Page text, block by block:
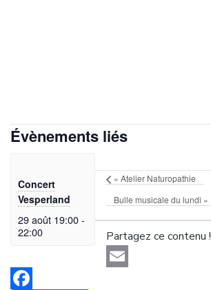
Évènements liés
Concert
Vesperland
29 août 19:00-
22:00
« Atelier Naturopathie
Bulle musicale du lundi »
Partagez ce contenu !
Email